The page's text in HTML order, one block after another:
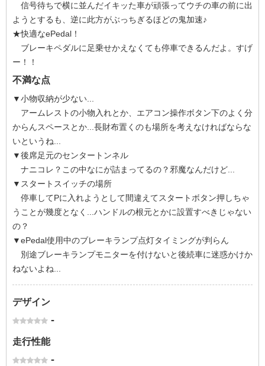
信号待ちで横に並んだイキッた車が頑張ってウチの車の前に出
ようとするも、逆に此方がぶっちぎるほどの鬼加速♪
★快適なePedal！
ブレーキペダルに足乗せかえなくても停車できるんだよ。すげ
ー！！
不満な点
▼小物収納が少ない...
アームレストの小物入れとか、エアコン操作ボタン下のよく分
からんスペースとか...長財布置くのも場所を考えなければならな
いというね...
▼後席足元のセンタートンネル
ナニコレ？この中なにが詰まってるの？邪魔なんだけど...
▼スタートスイッチの場所
停車してPに入れようとして間違えてスタートボタン押しちゃ
うことが幾度となく...ハンドルの根元とかに設置すべきじゃない
の？
▼ePedal使用中のブレーキランプ点灯タイミングが判らん
別途ブレーキランプモニターを付けないと後続車に迷惑かけか
ねないよね...
デザイン
-
走行性能
-